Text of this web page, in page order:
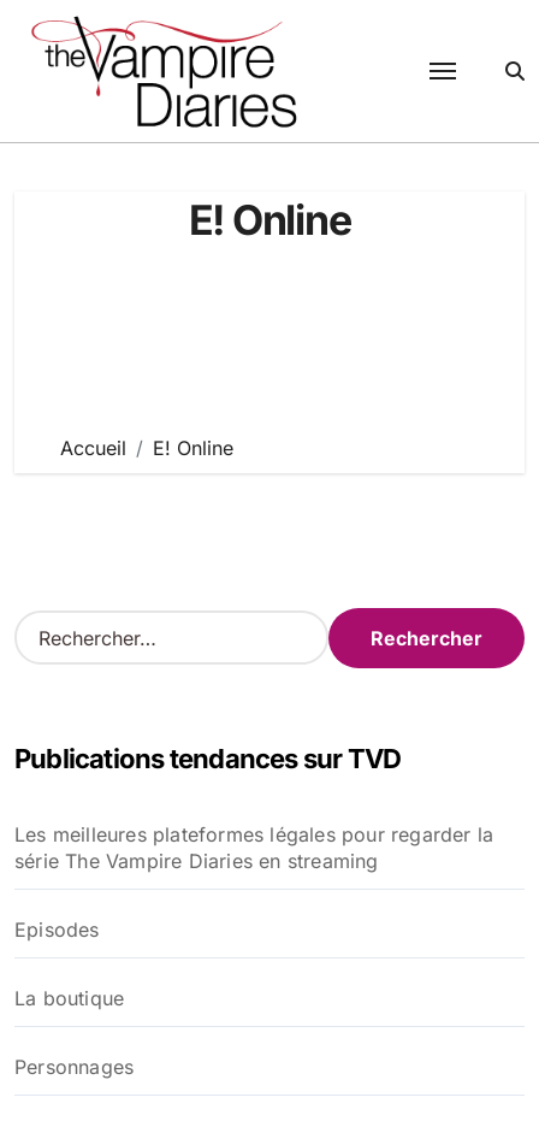
contenu
E! Online
Accueil E! Online
R
e
r
e
r
Publications tendances sur TVD
Les meilleures plateformes légales pour regarder la
série The Vampire Diaries en streaming
Episodes
La boutique
Personnages